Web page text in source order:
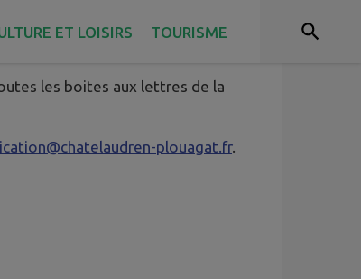
ET LOISIRS TOURISME
les boites aux lettres de la
plouagat.fr.